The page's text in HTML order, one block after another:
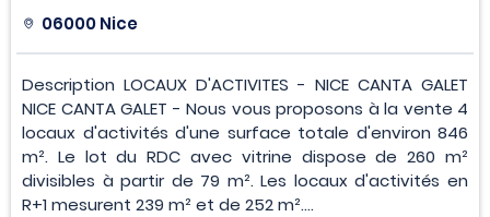
06000 Nice
Description LOCAUX D'ACTIVITES - NICE CANTA GALET
NICE CANTA GALET - Nous vous proposons à la vente 4
locaux d'activités d'une surface totale d'environ 846
m². Le lot du RDC avec vitrine dispose de 260 m²
divisibles à partir de 79 m². Les locaux d'activités en
R+1 mesurent 239 m² et de 252 m²....